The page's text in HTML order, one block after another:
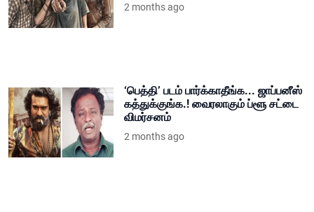
2 months ago
‘பெத்தி’ படம் பார்க்காதீங்க... ஜாப்பனீஸ்
கத்துக்குங்க.! வைரலாகும் ப்ளூ சட்டை
விமர்சனம்
2 months ago